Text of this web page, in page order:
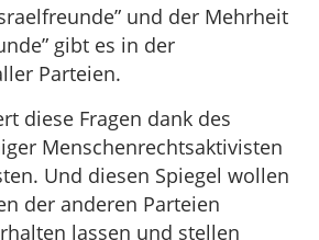
und der Mehrheit
gibt es in der
Parteien.
diese Fragen dank des
Menschenrechtsaktivisten
Und diesen Spiegel wollen
der anderen Parteien
lassen und stellen